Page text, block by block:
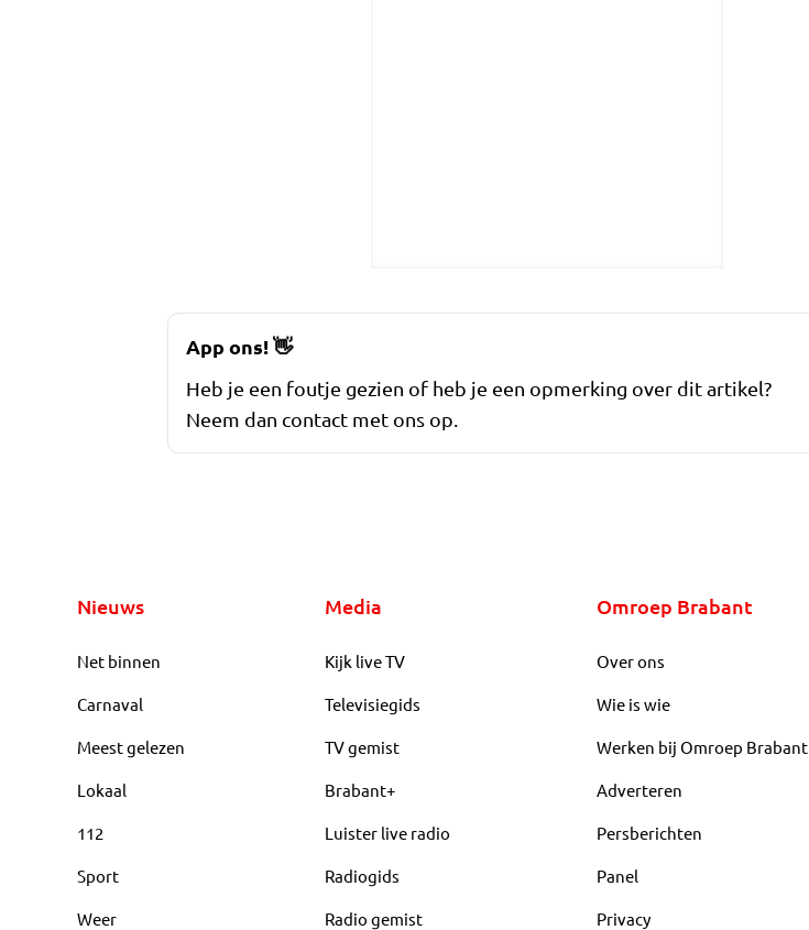
App ons!👋
Heb je een foutje gezien of heb je een opmerking over dit artikel?
Neem dan contact met ons op.
Nieuws
Net binnen
Carnaval
Meest gelezen
Lokaal
112
Sport
Weer
Media
Kijk live TV
Televisiegids
TV gemist
Brabant+
Luister live radio
Radiogids
Radio gemist
Omroep Brabant
Over ons
Wie is wie
Werken bij Omroep Brabant
Adverteren
Persberichten
Panel
Privacy